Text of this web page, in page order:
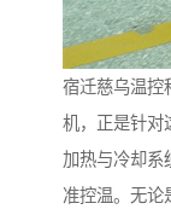
宿迁慈乌温控
机，正是针对
加热与冷却系
准控温。无论